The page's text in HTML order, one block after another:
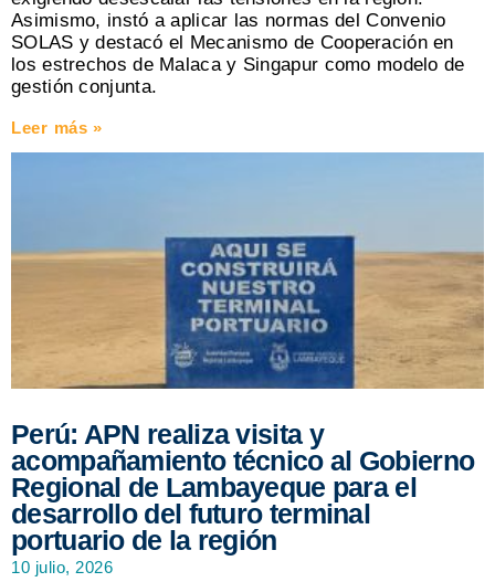
Asimismo, instó a aplicar las normas del Convenio
SOLAS y destacó el Mecanismo de Cooperación en
los estrechos de Malaca y Singapur como modelo de
gestión conjunta.
Leer más »
Perú: APN realiza visita y
acompañamiento técnico al Gobierno
Regional de Lambayeque para el
desarrollo del futuro terminal
portuario de la región
10 julio, 2026